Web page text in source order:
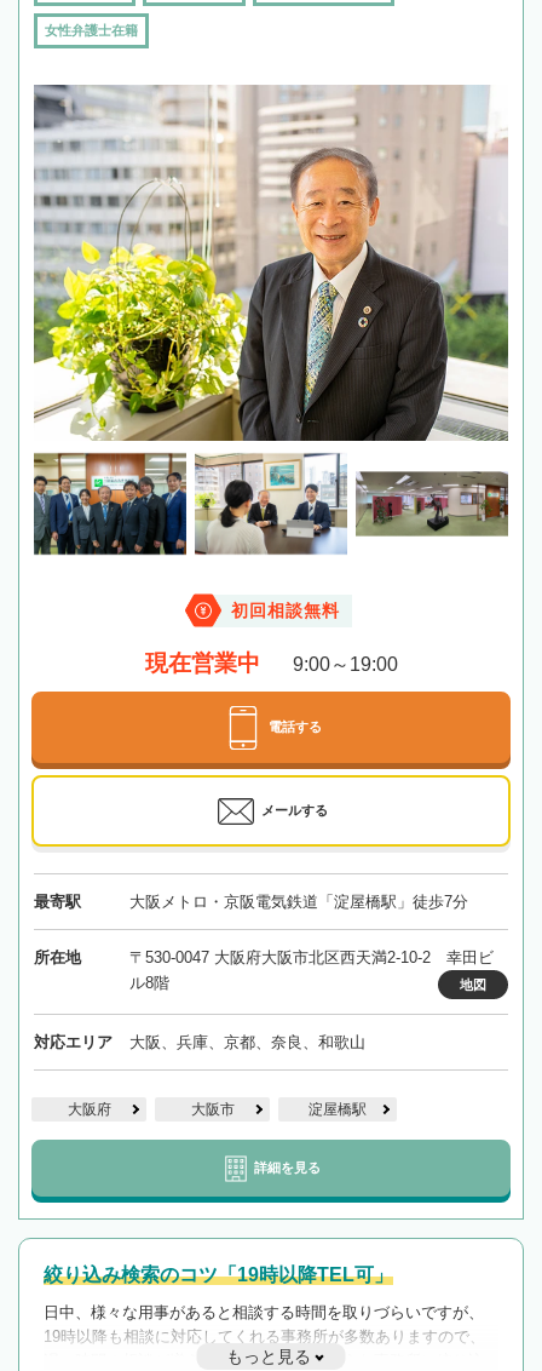
女性弁護士在籍
初回相談無料
現在営業中 9:00～19:00
電話する
メールする
最寄駅 大阪メトロ・京阪電気鉄道「淀屋橋駅」徒歩7分
所在地
〒530-0047 大阪府大阪市北区西天満2-10-2 幸田ビ
ル8階
地図
対応エリア 大阪、兵庫、京都、奈良、和歌山
大阪府 大阪市 淀屋橋駅
詳細を見る
絞り込み検索のコツ「19時以降TEL可」
日中、様々な用事があると相談する時間を取りづらいですが、
19時以降も相談に対応してくれる事務所が多数ありますので、
遅い時間の相談が増えそうな場合はそのような事務所に絞り込
もっと見る